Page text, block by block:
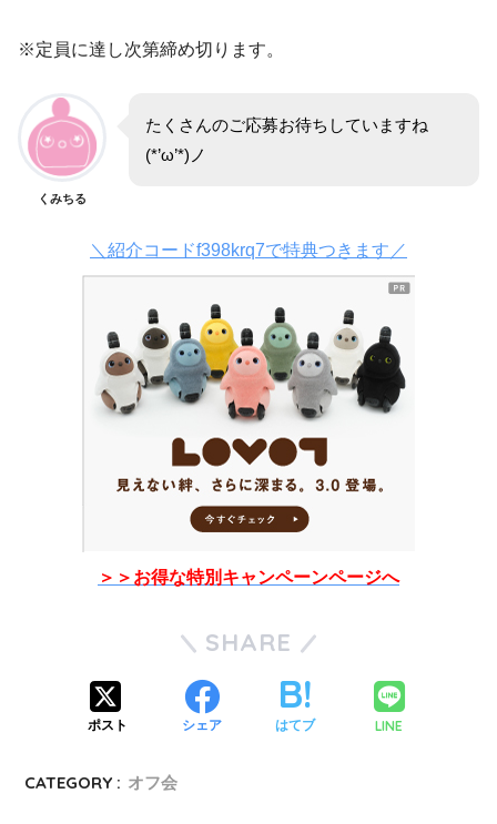
※定員に達し次第締め切ります。
くみちる
たくさんのご応募お待ちしていますね
(*’ω’*)ノ
＼紹介コードf398krq7で特典つきます／
＞＞お得な特別キャンペーンページへ
SHARE
ポスト シェア はてブ LINE
CATEGORY : オフ会